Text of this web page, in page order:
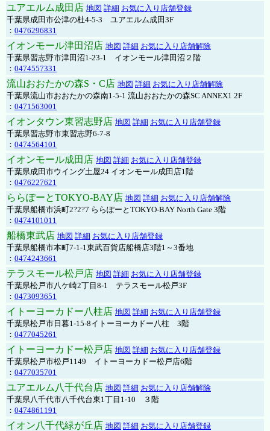
ユアエルム成田店 地図 詳細 お気に入り店舗登録
千葉県成田市公津の杜4-5-3 ユアエルム成田3F
： 0476296831
イオンモール津田沼店 地図 詳細 お気に入り店舗解除
千葉県習志野市津田沼1-23-1 イオンモール津田沼２階
： 0474557331
流山おおたかの森S・C店 地図 詳細 お気に入り店舗解除
千葉県流山市おおたかの森南1-5-1 流山おおたかの森SC ANNEX1 2F
： 0471563001
イオンタウン東習志野店 地図 詳細 お気に入り店舗登録
千葉県習志野市東習志野6-7-8
： 0474564101
イオンモール成田店 地図 詳細 お気に入り店舗登録
千葉県成田市ウイング土屋24 イオンモール成田店1階
： 0476227621
ららぽーとTOKYO-BAY店 地図 詳細 お気に入り店舗解除
千葉県船橋市浜町2?2?7 ららぽーとTOKYO-BAY North Gate 3階
： 0474101011
船橋東武店 地図 詳細 お気に入り店舗登録
千葉県船橋市本町7-1-1東武百貨店船橋店3階1～3番地
： 0474243661
テラスモール松戸店 地図 詳細 お気に入り店舗登録
千葉県松戸市八ケ崎2丁目8-1 テラスモール松戸3F
： 0473093651
イトーヨーカドー八柱店 地図 詳細 お気に入り店舗登録
千葉県松戸市日暮1-15-8イトーヨーカドー八柱 3階
： 0477045261
イトーヨーカドー松戸店 地図 詳細 お気に入り店舗登録
千葉県松戸市松戸1149 イトーヨーカドー松戸店6階
： 0477035701
ユアエルム八千代台店 地図 詳細 お気に入り店舗解除
千葉県八千代市八千代台東1丁目1-10 ３階
： 0474861191
イオン八千代緑が丘店 地図 詳細 お気に入り店舗登録